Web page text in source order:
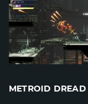
METROID DREAD